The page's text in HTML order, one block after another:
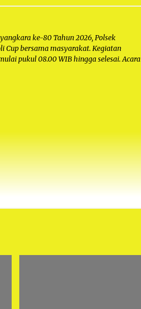
ke-80 Tahun 2026, Polsek
Cup bersama masyarakat. Kegiatan
pukul 08.00 WIB hingga selesai. Acara